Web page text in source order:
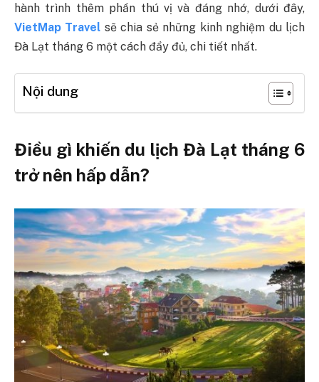
hành trình thêm phần thú vị và đáng nhớ, dưới đây,
VietMap Travel sẽ chia sẻ những kinh nghiệm du lịch
Đà Lạt tháng 6 một cách đầy đủ, chi tiết nhất.
Nội dung
Điều gì khiến du lịch Đà Lạt tháng 6
trở nên hấp dẫn?